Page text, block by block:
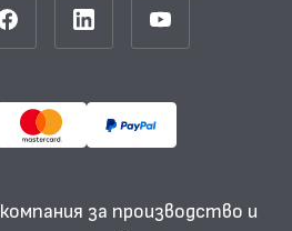
за производство и